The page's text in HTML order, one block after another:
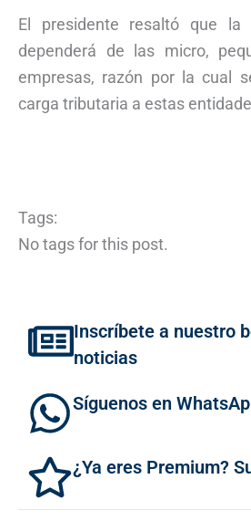
El presidente resaltó que la
dependerá de las micro,
empresas, razón por la cual
carga tributaria a estas
Tags:
No tags for this post.
Inscríbete a nuestro
noticias
Síguenos en
¿Ya eres Premium?